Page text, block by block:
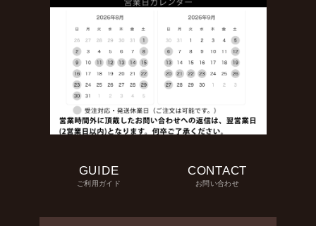
GUIDE
ご利用ガイド
CONTACT
お問い合わせ